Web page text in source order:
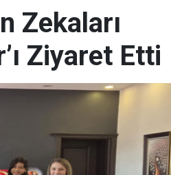
Zekaları
Ziyaret Etti